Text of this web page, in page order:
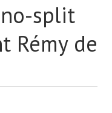
split
Rémy de